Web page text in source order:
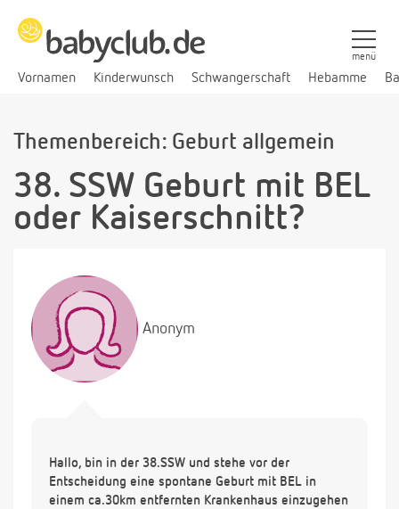
Vornamen Kinderwunsch Schwangerschaft Hebamme
menü
Themenbereich: Geburt allgemein
38. SSW Geburt mit BEL
oder Kaiserschnitt?
Anonym
Hallo, bin in der 38.SSW und stehe vor der
Entscheidung eine spontane Geburt mit BEL in
einem ca.30km entfernten Krankenhaus einzugehen